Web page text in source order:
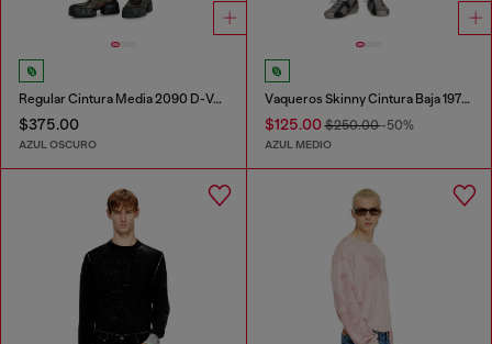
Regular Cintura Media 2090 D-Veekley Joggjeans®
$375.00
AZUL OSCURO
Vaqueros Skinny Cintura Baja 1979 Sleenker
$125.00$250.00-50%
AZUL MEDIO